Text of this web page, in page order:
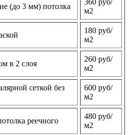
(до 3 мм) потолка
360 руб/
м2
180 руб/
м2
в 2 слоя
260 руб/
м2
сеткой без
600 руб/
м2
реечного
480 руб/
м2